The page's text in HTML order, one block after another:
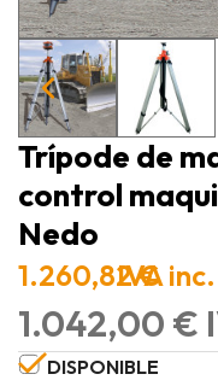
Trípode de
control
Nedo
1.260,82 €IVA inc.
1.042,00 €
DISPONIBLE